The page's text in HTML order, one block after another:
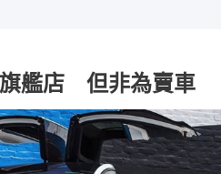
艦店 但非為賣車